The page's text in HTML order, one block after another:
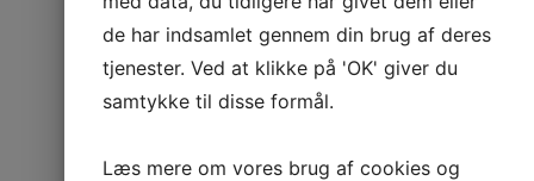
de har indsamlet gennem din brug af deres
tjenester. Ved at klikke på 'OK' giver du
samtykke til disse formål.
Læs mere om vores brug af cookies og